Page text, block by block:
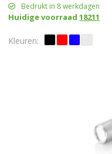
Bedrukt in 8 werkdagen
Huidige voorraad18211